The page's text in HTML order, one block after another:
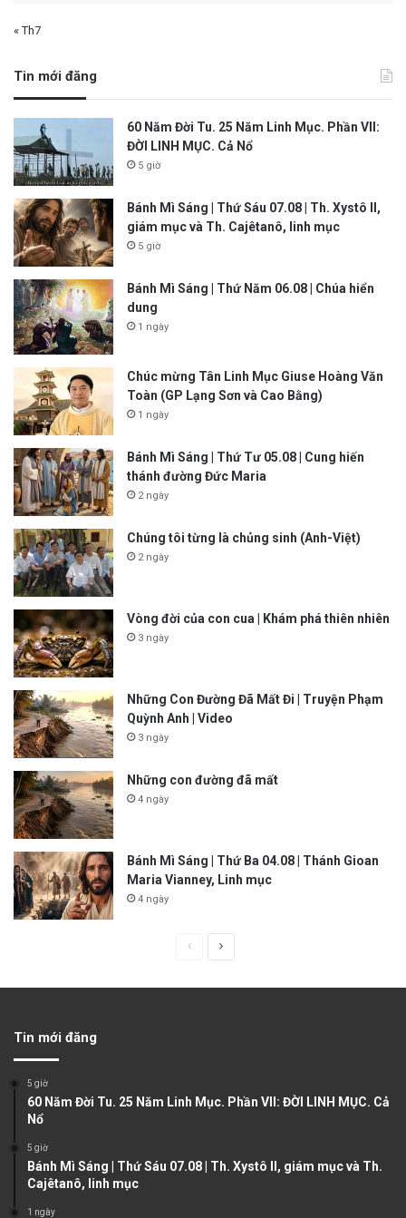
« Th7
Tin mới đăng
60 Năm Đời Tu. 25 Năm Linh Mục. Phần VII:
ĐỜI LINH MỤC. Cả Nổ
5 giờ
Bánh Mì Sáng | Thứ Sáu 07.08 | Th. Xystô II,
giám mục và Th. Cajêtanô, linh mục
5 giờ
Bánh Mì Sáng | Thứ Năm 06.08 | Chúa hiển
dung
1 ngày
Chúc mừng Tân Linh Mục Giuse Hoàng Văn
Toàn (GP Lạng Sơn và Cao Bằng)
1 ngày
Bánh Mì Sáng | Thứ Tư 05.08 | Cung hiến
thánh đường Đức Maria
2 ngày
Chúng tôi từng là chủng sinh (Anh-Việt)
2 ngày
Vòng đời của con cua | Khám phá thiên nhiên
3 ngày
Những Con Đường Đã Mất Đi | Truyện Phạm
Quỳnh Anh | Video
3 ngày
Những con đường đã mất
4 ngày
Bánh Mì Sáng | Thứ Ba 04.08 | Thánh Gioan
Maria Vianney, Linh mục
4 ngày
u
a
g
Tin mới đăng
5 giờ
60 Năm Đời Tu. 25 Năm Linh Mục. Phần VII: ĐỜI LINH MỤC. Cả
Nổ
5 giờ
Bánh Mì Sáng | Thứ Sáu 07.08 | Th. Xystô II, giám mục và Th.
Cajêtanô, linh mục
1 ngày